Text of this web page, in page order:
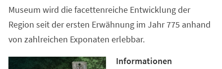
Museum wird die facettenreiche Entwicklung der
Region seit der ersten Erwähnung im Jahr 775 anhand
von zahlreichen Exponaten erlebbar.
Informationen